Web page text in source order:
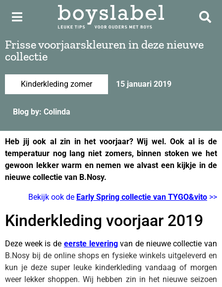
Frisse voorjaarskleuren in deze nieuwe
collectie
Kinderkleding zomer 15 januari 2019
Blog by: Colinda
Heb jij ook al zin in het voorjaar? Wij wel. Ook al is de
temperatuur nog lang niet zomers, binnen stoken we het
gewoon lekker warm en nemen we alvast een kijkje in de
nieuwe collectie van B.Nosy.
Bekijk ook de Early Spring collectie van TYGO&vito >>
Kinderkleding voorjaar 2019
Deze week is de eerste leveringvan de nieuwe collectie van
B.Nosy bij de online shops en fysieke winkels uitgeleverd en
kun je deze super leuke kinderkleding vandaag of morgen
weer lekker shoppen. Wij hebben zin in het nieuwe seizoen